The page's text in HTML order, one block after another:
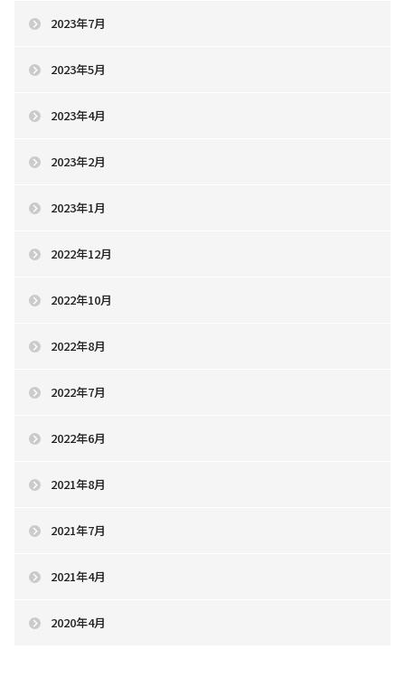
2023年7月
2023年5月
2023年4月
2023年2月
2023年1月
2022年12月
2022年10月
2022年8月
2022年7月
2022年6月
2021年8月
2021年7月
2021年4月
2020年4月